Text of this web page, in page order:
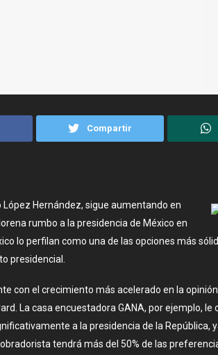
Compartir
Hernández, sigue aumentando en
rumbo a la presidencia de México en
lo perfilan como una de las opciones más
presidencial.
con el crecimiento más acelerado en la
La casa encuestadora GANA, por ejemplo, le
a la presidencia de la República,
tendrá más del 50% de las